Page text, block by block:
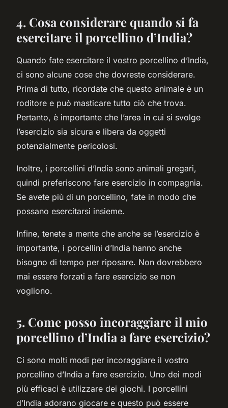
4. Cosa considerare quando si fa
esercitare il porcellino d’India?
Quando fate esercitare il vostro porcellino d’India,
ci sono alcune cose che dovreste considerare.
Prima di tutto, ricordate che questo animale è un
roditore e può masticare tutto ciò che trova.
Pertanto, è importante che l’area in cui si svolge
l’esercizio sia sicura e libera da oggetti
potenzialmente pericolosi.
Inoltre, i porcellini d’India sono animali gregari,
quindi preferiscono fare esercizio in compagnia.
Se avete più di un porcellino, fate in modo che
possano esercitarsi insieme.
Infine, tenete a mente che anche se l’esercizio è
importante, i porcellini d’India hanno anche
bisogno di tempo per riposare. Non dovrebbero
mai essere forzati a fare esercizio se non
vogliono.
5. Come posso incoraggiare il mio
porcellino d’India a fare esercizio?
Ci sono molti modi per incoraggiare il vostro
porcellino d’India a fare esercizio. Uno dei modi
più efficaci è utilizzare dei giochi. I porcellini
d’India adorano giocare e questo può essere